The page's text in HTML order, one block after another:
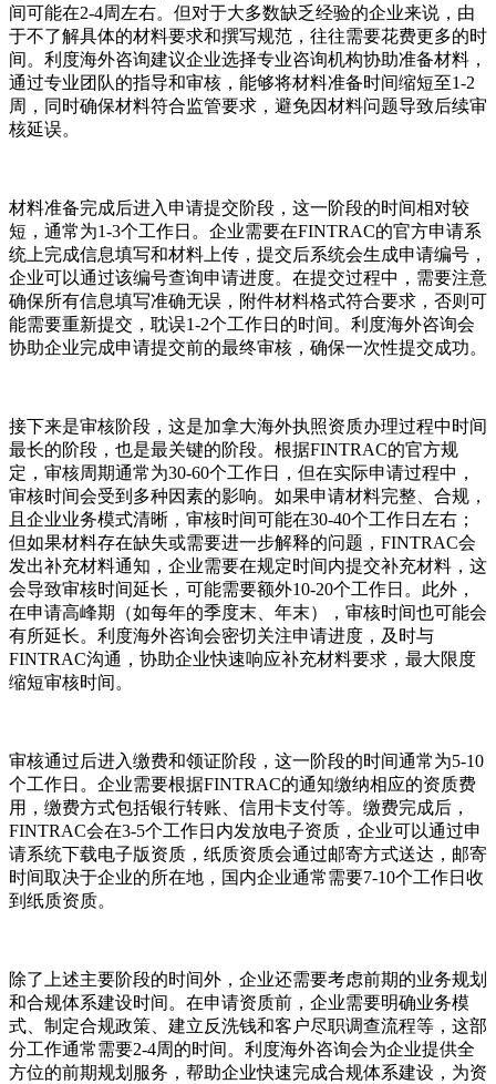
间可能在2-4周左右。但对于大多数缺乏经验的企业来说，由
于不了解具体的材料要求和撰写规范，往往需要花费更多的时
间。利度海外咨询建议企业选择专业咨询机构协助准备材料，
通过专业团队的指导和审核，能够将材料准备时间缩短至1-2
周，同时确保材料符合监管要求，避免因材料问题导致后续审
核延误。
材料准备完成后进入申请提交阶段，这一阶段的时间相对较
短，通常为1-3个工作日。企业需要在FINTRAC的官方申请系
统上完成信息填写和材料上传，提交后系统会生成申请编号，
企业可以通过该编号查询申请进度。在提交过程中，需要注意
确保所有信息填写准确无误，附件材料格式符合要求，否则可
能需要重新提交，耽误1-2个工作日的时间。利度海外咨询会
协助企业完成申请提交前的最终审核，确保一次性提交成功。
接下来是审核阶段，这是加拿大海外执照资质办理过程中时间
最长的阶段，也是最关键的阶段。根据FINTRAC的官方规
定，审核周期通常为30-60个工作日，但在实际申请过程中，
审核时间会受到多种因素的影响。如果申请材料完整、合规，
且企业业务模式清晰，审核时间可能在30-40个工作日左右；
但如果材料存在缺失或需要进一步解释的问题，FINTRAC会
发出补充材料通知，企业需要在规定时间内提交补充材料，这
会导致审核时间延长，可能需要额外10-20个工作日。此外，
在申请高峰期（如每年的季度末、年末），审核时间也可能会
有所延长。利度海外咨询会密切关注申请进度，及时与
FINTRAC沟通，协助企业快速响应补充材料要求，最大限度
缩短审核时间。
审核通过后进入缴费和领证阶段，这一阶段的时间通常为5-10
个工作日。企业需要根据FINTRAC的通知缴纳相应的资质费
用，缴费方式包括银行转账、信用卡支付等。缴费完成后，
FINTRAC会在3-5个工作日内发放电子资质，企业可以通过申
请系统下载电子版资质，纸质资质会通过邮寄方式送达，邮寄
时间取决于企业的所在地，国内企业通常需要7-10个工作日收
到纸质资质。
除了上述主要阶段的时间外，企业还需要考虑前期的业务规划
和合规体系建设时间。在申请资质前，企业需要明确业务模
式、制定合规政策、建立反洗钱和客户尽职调查流程等，这部
分工作通常需要2-4周的时间。利度海外咨询会为企业提供全
方位的前期规划服务，帮助企业快速完成合规体系建设，为资